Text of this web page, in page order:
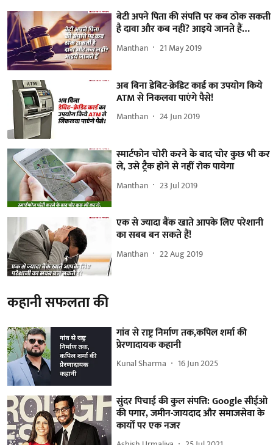
बेटी अपने पिता की संपत्ति पर कब ठोक सकती
है दावा और कब नहीं? आइये जानते हैं…
Manthan 21 May 2019
अब बिना डेबिट-क्रेडिट कार्ड का उपयोग किये
ATM से निकलवा पाएंगे पैसे!
Manthan 24 Jun 2019
स्मार्टफोन चोरी करने के बाद चोर कुछ भी कर
ले, उसे ट्रैक होने से नहीं रोक पायेगा
Manthan 23 Jul 2019
एक से ज्यादा बैंक खाते आपके लिए परेशानी
का सबब बन सकते हैं!
Manthan 22 Aug 2019
कहानी सफलता की
गांव से राष्ट्र निर्माण तक,कपिल शर्मा की
प्रेरणादायक कहानी
Kunal Sharma 16 Jun 2025
सुंदर पिचाई की कुल संपत्ति: Google सीईओ
की पगार, जमीन-जायदाद और समाजसेवा के
कार्यों पर एक नजर